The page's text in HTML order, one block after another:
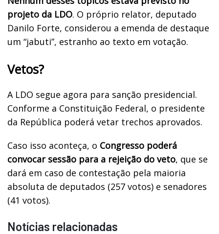
projeto da LDO. O próprio relator, deputado
Danilo Forte, considerou a emenda de destaque
um “jabuti”, estranho ao texto em votação.
Vetos?
A LDO segue agora para sanção presidencial.
Conforme a Constituição Federal, o presidente
da República poderá vetar trechos aprovados.
Caso isso aconteça, o Congresso poderá
convocar sessão para a rejeição do veto, que se
dará em caso de contestação pela maioria
absoluta de deputados (257 votos) e senadores
(41 votos).
Notícias relacionadas